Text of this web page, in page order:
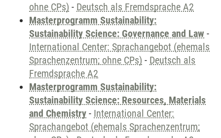
ohne CPs) - Deutsch als Fremdsprache A2
Masterprogramm Sustainability:
Sustainability Science: Governance and Law -
International Center: Sprachangebot (ehemals
Sprachenzentrum; ohne CPs) - Deutsch als
Fremdsprache A2
Masterprogramm Sustainability:
Sustainability Science: Resources, Materials
and Chemistry - International Center:
Sprachangebot (ehemals Sprachenzentrum;